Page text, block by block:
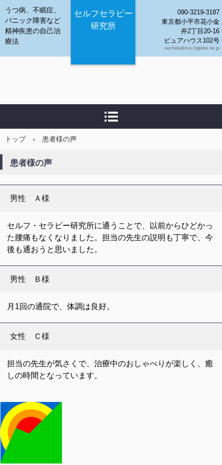
セルフセラピー
研究所
うつ病、不眠症、
パニック障害など
精神疾患の自己治
療法
090-3219-3187
東京都小平市花小金
井2丁目20-16
ピュアハウス102号
auchida@msi.biglobe.ne.jp
トップ › 患者様の声
患者様の声
男性 Ａ様
セルフ・セラピー研究所に通うことで、以前からひどかっ
た腰痛もなくなりました。担当の先生の説明も丁寧で、今
後も通おうと思いました。
男性 Ｂ様
月1回の通院で、体調は良好。
女性 Ｃ様
担当の先生が気さくで、治療中のおしゃべりが楽しく、癒
しの時間となっています。